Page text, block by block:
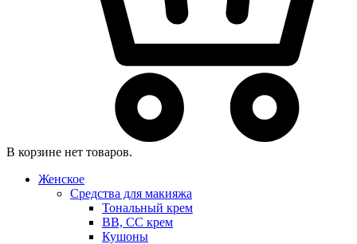
В корзине нет товаров.
Женское
Средства для макияжа
Тональный крем
BB, CC крем
Кушоны